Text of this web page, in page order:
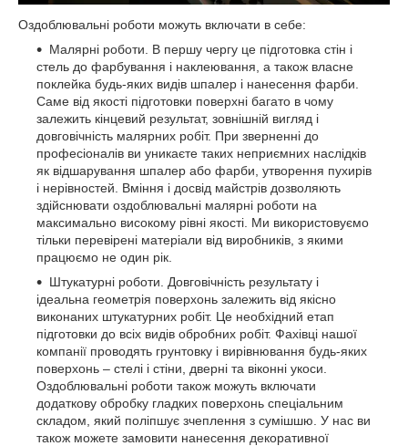
Оздоблювальні роботи можуть включати в себе:
Малярні роботи. В першу чергу це підготовка стін і
стель до фарбування і наклеювання, а також власне
поклейка будь-яких видів шпалер і нанесення фарби.
Саме від якості підготовки поверхні багато в чому
залежить кінцевий результат, зовнішній вигляд і
довговічність малярних робіт. При зверненні до
професіоналів ви уникаєте таких неприємних наслідків
як відшарування шпалер або фарби, утворення пухирів
і нерівностей. Вміння і досвід майстрів дозволяють
здійснювати оздоблювальні малярні роботи на
максимально високому рівні якості. Ми використовуємо
тільки перевірені матеріали від виробників, з якими
працюємо не один рік.
Штукатурні роботи. Довговічність результату і
ідеальна геометрія поверхонь залежить від якісно
виконаних штукатурних робіт. Це необхідний етап
підготовки до всіх видів обробних робіт. Фахівці нашої
компанії проводять грунтовку і вирівнювання будь-яких
поверхонь – стелі і стіни, дверні та віконні укоси.
Оздоблювальні роботи також можуть включати
додаткову обробку гладких поверхонь спеціальним
складом, який поліпшує зчеплення з сумішшю. У нас ви
також можете замовити нанесення декоративної